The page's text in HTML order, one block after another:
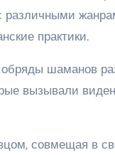
различными
практики.
шаманов
вызывали
совмещая в